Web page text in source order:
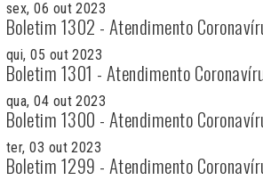
sex, 06 out 2023
Boletim 1302 - Atendimento
qui, 05 out 2023
Boletim 1301 - Atendimento
qua, 04 out 2023
Boletim 1300 - Atendimento
ter, 03 out 2023
Boletim 1299 - Atendimento